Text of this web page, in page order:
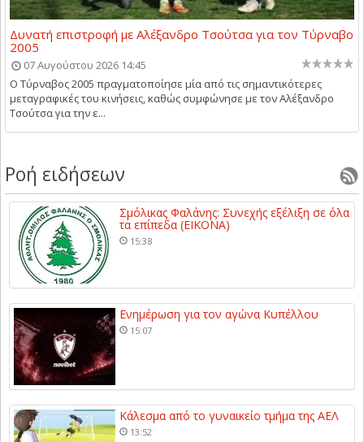
Δυνατή επιστροφή με Αλέξανδρο Τσούτσα για τον Τύρναβο
2005
07 Αυγούστου 2026 14:45
Ο Τύρναβος 2005 πραγματοποίησε μία από τις σημαντικότερες
μεταγραφικές του κινήσεις, καθώς συμφώνησε με τον Αλέξανδρο
Τσούτσα για την ε...
Ροή ειδήσεων
Σμόλικας Φαλάνης: Συνεχής εξέλιξη σε όλα
τα επίπεδα (ΕΙΚΟΝΑ)
15:38
Ενημέρωση για τον αγώνα Κυπέλλου
15:07
Κάλεσμα από το γυναικείο τμήμα της ΑΕΛ
13:52